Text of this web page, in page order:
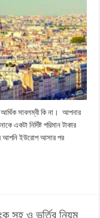
সাবলম্বী কি না। আপনার
একটা নির্দিষ্ট পরিমান টাকার
আপনি ইউরোপ আসার পর
সহ ও ভর্তির নিয়ম